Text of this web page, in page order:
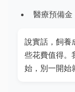
醫療預備
說實話，飼養
些花費值得。
始，別一開始